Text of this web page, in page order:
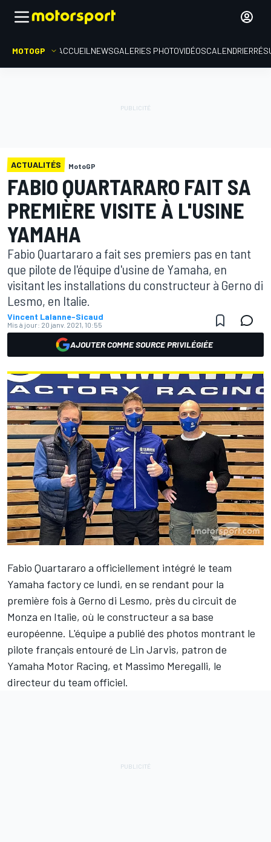
MOTOGP ACCUEIL NEWSGALERIES PHOTOVIDÉOSCALENDRIER
ACTUALITÉS MotoGP
FABIO QUARTARARO FAIT SA
PREMIÈRE VISITE À L'USINE
YAMAHA
Fabio Quartararo a fait ses premiers pas en tant
que pilote de l'équipe d'usine de Yamaha, en
visitant les installations du constructeur à Gerno di
Lesmo, en Italie.
Vincent Lalanne-Sicaud
Mis à jour: 20 janv. 2021, 10:55
AJOUTER COMME SOURCE PRIVILÉGIÉE
Fabio Quartararo a officiellement intégré le team
Yamaha factory ce lundi, en se rendant pour la
première fois à Gerno di Lesmo, près du circuit de
Monza en Italie, où le constructeur a sa base
européenne. L'équipe a publié des photos montrant le
pilote français entouré de Lin Jarvis, patron de
Yamaha Motor Racing, et Massimo Meregalli, le
directeur du team officiel.